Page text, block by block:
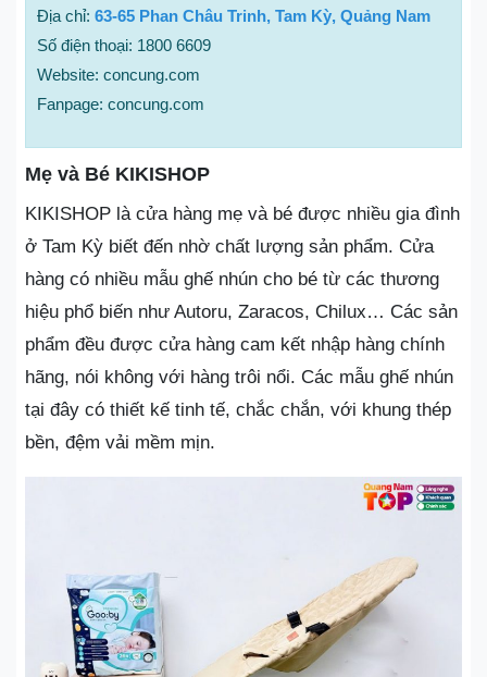
Địa chỉ: 63-65 Phan Châu Trinh, Tam Kỳ, Quảng Nam
Số điện thoại: 1800 6609
Website: concung.com
Fanpage: concung.com
Mẹ và Bé KIKISHOP
KIKISHOP là cửa hàng mẹ và bé được nhiều gia đình
ở Tam Kỳ biết đến nhờ chất lượng sản phẩm. Cửa
hàng có nhiều mẫu ghế nhún cho bé từ các thương
hiệu phổ biến như Autoru, Zaracos, Chilux… Các sản
phẩm đều được cửa hàng cam kết nhập hàng chính
hãng, nói không với hàng trôi nổi. Các mẫu ghế nhún
tại đây có thiết kế tinh tế, chắc chắn, với khung thép
bền, đệm vải mềm mịn.